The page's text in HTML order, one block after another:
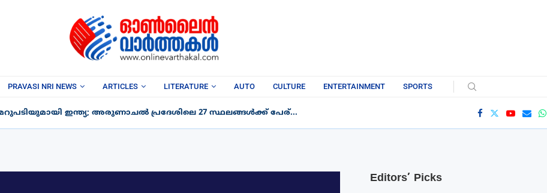
PRAVASI NRI NEWS ARTICLES LITERATURE AUTO CULTURE ENTERTAINMENT SPORTS
ഇന്ത്യ; അരുണാചൽ പ്രദേശിലെ 27 സ്ഥലങ്ങൾക്ക് പേര്...
Editors’ Picks